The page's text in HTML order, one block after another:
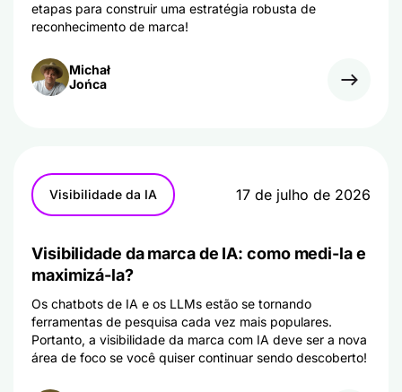
etapas para construir uma estratégia robusta de
reconhecimento de marca!
Michał
Jońca
Visibilidade da IA 17 de julho de 2026
Visibilidade da marca de IA: como medi-la e
maximizá-la?
Os chatbots de IA e os LLMs estão se tornando
ferramentas de pesquisa cada vez mais populares.
Portanto, a visibilidade da marca com IA deve ser a nova
área de foco se você quiser continuar sendo descoberto!